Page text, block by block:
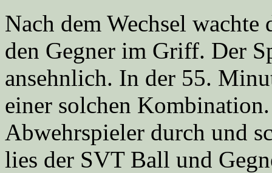
Nach dem Wechsel
den Gegner im Griff. Der
ansehnlich. In der 55.
einer solchen
Abwehrspieler durch und
lies der SVT Ball und